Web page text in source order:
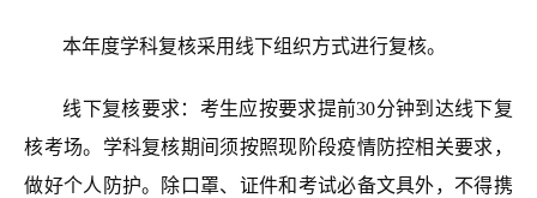
本年度学科复核采用线下组织方式进行复核。
线下复核要求： 考生应按要求提前30分钟到达线下复
核考场。学科复核期间须按照现阶段疫情防控相关要求，
做好个人防护。除口罩、证件和考试必备文具外，不得携